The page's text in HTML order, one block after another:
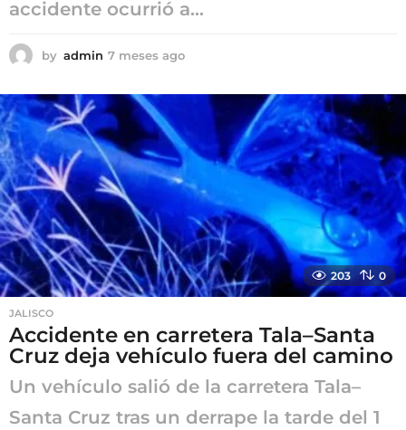
accidente ocurrió a...
by admin 7 meses ago
s
o
203 0
JALISCO
Accidente en carretera Tala–Santa
Cruz deja vehículo fuera del camino
Un vehículo salió de la carretera Tala–
Santa Cruz tras un derrape la tarde del 1